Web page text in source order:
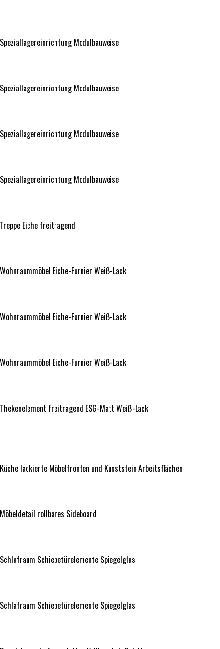
Speziallagereinrichtung Modulbauweise
Speziallagereinrichtung Modulbauweise
Speziallagereinrichtung Modulbauweise
Speziallagereinrichtung Modulbauweise
Treppe Eiche freitragend
Wohnraummöbel Eiche-Furnier Weiß-Lack
Wohnraummöbel Eiche-Furnier Weiß-Lack
Wohnraummöbel Eiche-Furnier Weiß-Lack
Thekenelement freitragend ESG-Matt Weiß-Lack
Küche lackierte Möbelfronten und Kunststein Arbeitsflächen
Möbeldetail rollbares Sideboard
Schlafraum Schiebetürelemente Spiegelglas
Schlafraum Schiebetürelemente Spiegelglas